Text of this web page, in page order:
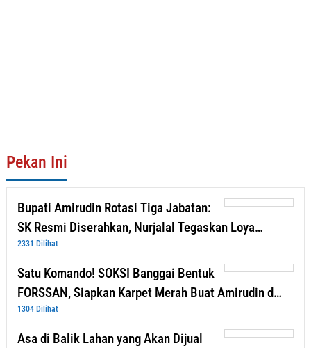
Pekan Ini
Bupati Amirudin Rotasi Tiga Jabatan:
SK Resmi Diserahkan, Nurjalal Tegaskan Loya…
2331 Dilihat
Satu Komando! SOKSI Banggai Bentuk
FORSSAN, Siapkan Karpet Merah Buat Amirudin d…
1304 Dilihat
Asa di Balik Lahan yang Akan Dijual